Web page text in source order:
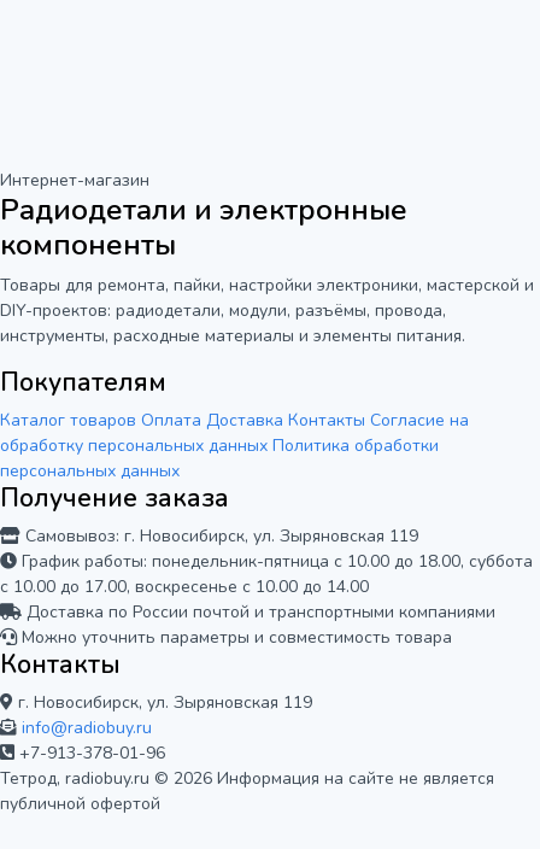
Интернет-магазин
Радиодетали и электронные
компоненты
Товары для ремонта, пайки, настройки электроники, мастерской и
DIY-проектов: радиодетали, модули, разъёмы, провода,
инструменты, расходные материалы и элементы питания.
Покупателям
Каталог товаров Оплата Доставка Контакты Согласие на
обработку персональных данных Политика обработки
персональных данных
Получение заказа
Самовывоз: г. Новосибирск, ул. Зыряновская 119
График работы: понедельник-пятница с 10.00 до 18.00, суббота
с 10.00 до 17.00, воскресенье с 10.00 до 14.00
Доставка по России почтой и транспортными компаниями
Можно уточнить параметры и совместимость товара
Контакты
г. Новосибирск, ул. Зыряновская 119
info@radiobuy.ru
+7-913-378-01-96
Тетрод, radiobuy.ru © 2026 Информация на сайте не является
публичной офертой